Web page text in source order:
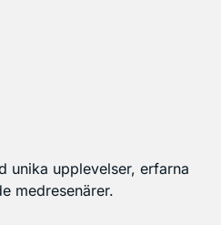
unika upplevelser, erfarna
medresenärer.